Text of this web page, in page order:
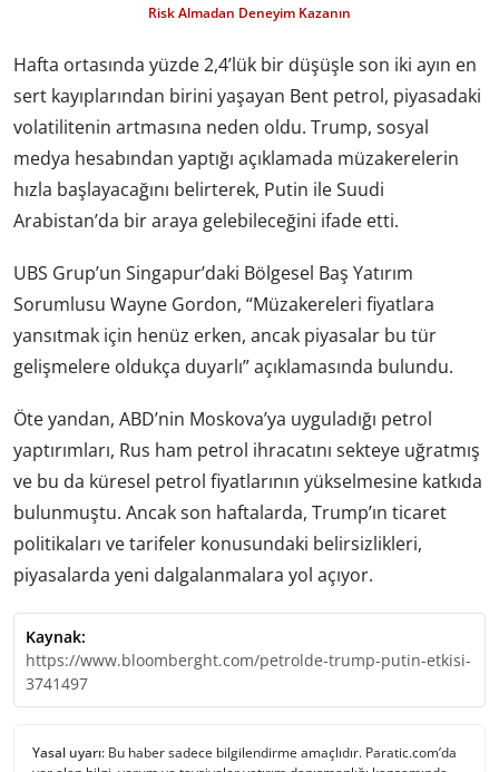
Risk Almadan Deneyim Kazanın
Hafta ortasında yüzde 2,4’lük bir düşüşle son iki ayın en
sert kayıplarından birini yaşayan Bent petrol, piyasadaki
volatilitenin artmasına neden oldu. Trump, sosyal
medya hesabından yaptığı açıklamada müzakerelerin
hızla başlayacağını belirterek, Putin ile Suudi
Arabistan’da bir araya gelebileceğini ifade etti.
UBS Grup’un Singapur’daki Bölgesel Baş Yatırım
Sorumlusu Wayne Gordon, “Müzakereleri fiyatlara
yansıtmak için henüz erken, ancak piyasalar bu tür
gelişmelere oldukça duyarlı” açıklamasında bulundu.
Öte yandan, ABD’nin Moskova’ya uyguladığı petrol
yaptırımları, Rus ham petrol ihracatını sekteye uğratmış
ve bu da küresel petrol fiyatlarının yükselmesine katkıda
bulunmuştu. Ancak son haftalarda, Trump’ın ticaret
politikaları ve tarifeler konusundaki belirsizlikleri,
piyasalarda yeni dalgalanmalara yol açıyor.
Kaynak:
https://www.bloomberght.com/petrolde-trump-putin-etkisi-
3741497
Yasal uyarı: Bu haber sadece bilgilendirme amaçlıdır. Paratic.com’da